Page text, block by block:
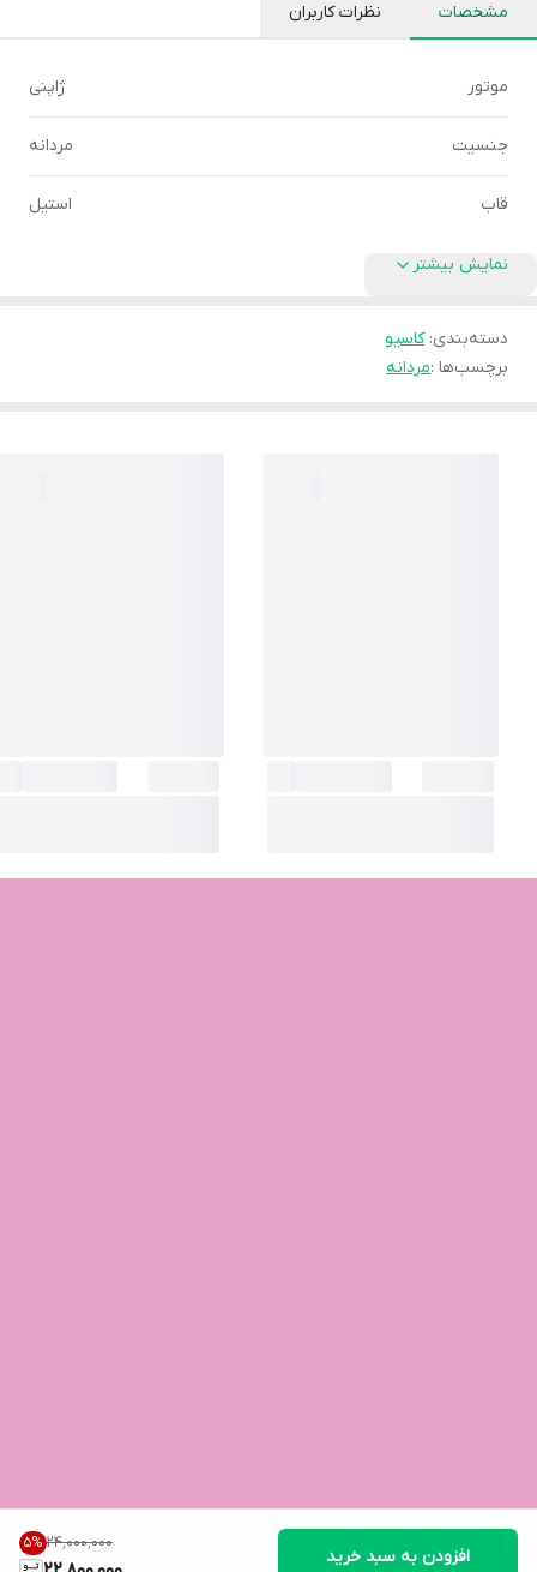
۲۴٬۰۰۰٬۰۰۰ 5%
افزودن به سبد خرید
مشخصات نظرات کاربران
موتور ژاپنی
جنسیت مردانه
قاب استیل
نمایش بیشتر
دسته‌بندی:کاسیو
برچسب‌ها :مردانه